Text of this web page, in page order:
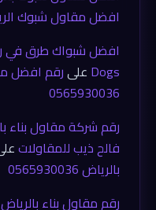
افضل مقاول شبوك الرياض
Dogs علىرقم افضل
0565930036
فالح ذيب للمقاولات
بالرياض 0565930036